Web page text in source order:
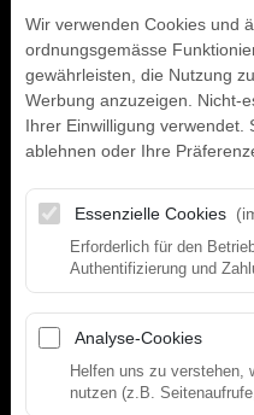
Motto:
Wo ein
Hallo zusammen.
Wir verwenden Cookies und
ordnungsgemässe
gewährleisten, die Nutzung
Werbung anzuzeigen. Nicht-
Ihrer Einwilligung verwendet.
ablehnen oder Ihre
Essenzielle Cookies
Erforderlich für den
Authentifizierung und
Analyse-Cookies
Helfen uns zu verstehen,
nutzen (z.B.